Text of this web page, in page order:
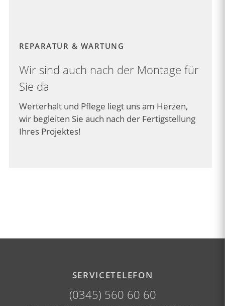
REPARATUR & WARTUNG
Wir sind auch nach der Montage für
Sie da
Werterhalt und Pflege liegt uns am Herzen,
wir begleiten Sie auch nach der Fertigstellung
Ihres Projektes!
SERVICETELEFON
(0345) 560 60 60